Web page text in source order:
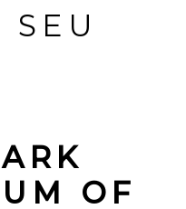
OF